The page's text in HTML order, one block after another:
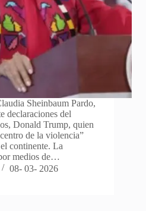
Sheinbaum Pardo,
declaraciones del
Donald Trump, quien
de la violencia”
continente. La
medios de…
08- 03- 2026